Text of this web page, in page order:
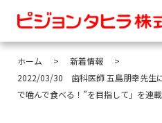
ホーム
新着情報
2022/03/30 歯科医師 五島朋幸先生
で噛んで食べる！”を目指して」を連載